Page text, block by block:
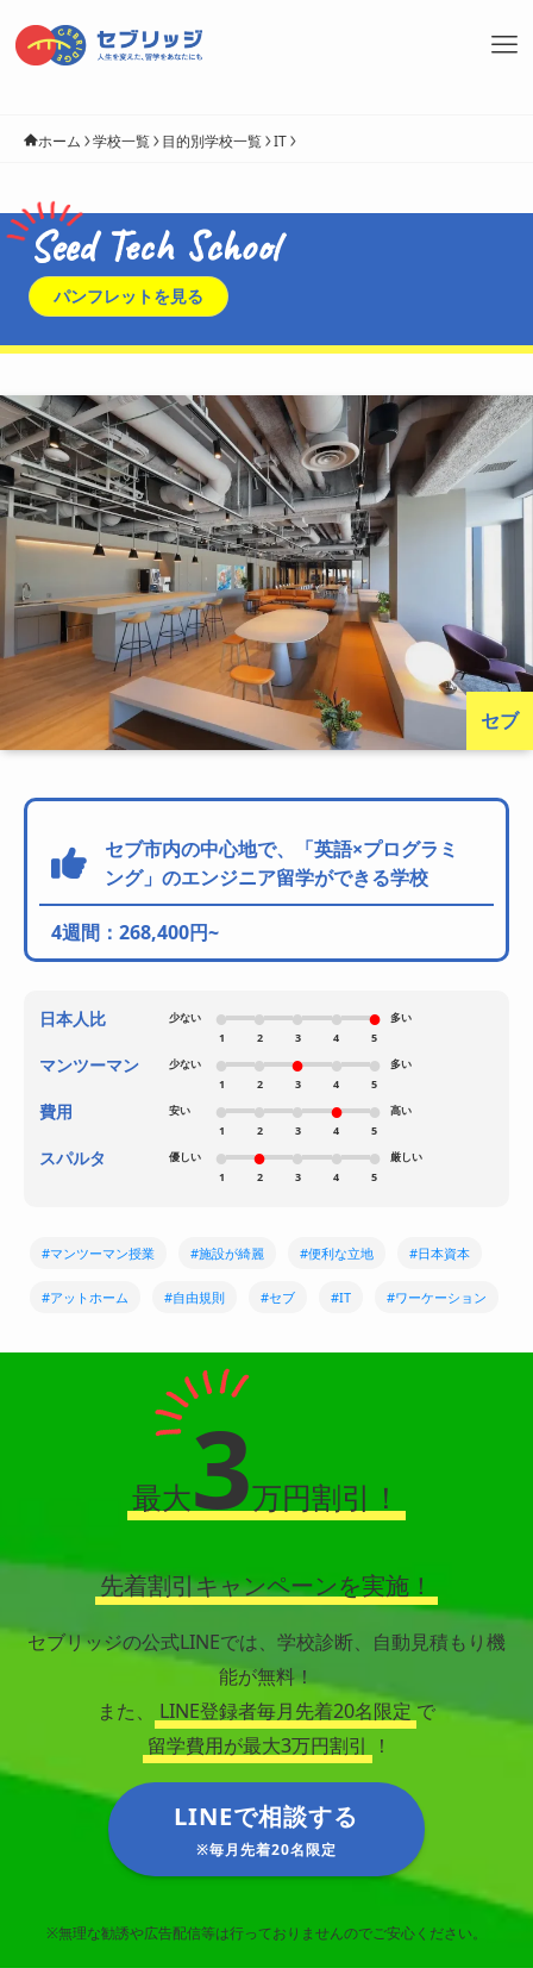
ホーム 学校一覧 目的別学校一覧 IT
Seed Tech School
パンフレットを見る
セブ
セブ市内の中心地で、「英語×プログラミ
ング」のエンジニア留学ができる学校
4週間：268,400円~
日本人比
少ない
1
2 3 4 5
多い
マンツーマン
少ない
1
2 3 4 5
多い
費用
安い
1
2 3 4 5
高い
スパルタ
優しい
1
2 3 4 5
厳しい
#マンツーマン授業 #施設が綺麗 #便利な立地 #日本資本
#アットホーム #自由規則 #セブ #IT #ワーケーション
最大3万円割引！
先着割引キャンペーンを実施！
セブリッジの公式LINEでは、学校診断、自動見積もり機
能が無料！
また、
LINE登録者毎月先着20名限定 で
留学費用が最大3万円割引
！
LINEで相談する
※毎月先着20名限定
※無理な勧誘や広告配信等は行っておりませんのでご安心ください。